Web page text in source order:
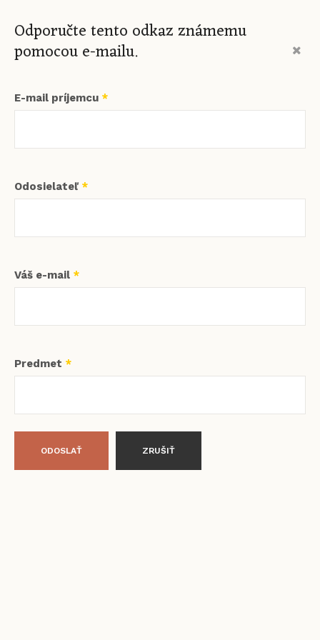
Odporučte tento odkaz známemu
pomocou e-mailu.
E-mail príjemcu *
Odosielateľ *
Váš e-mail *
Predmet *
ODOSLAŤ ZRUŠIŤ